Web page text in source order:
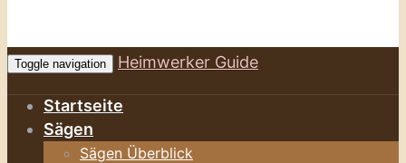
Toggle navigation Heimwerker Guide
Startseite
Sägen
Sägen Überblick